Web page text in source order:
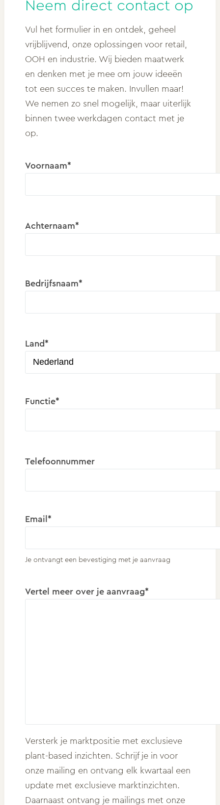
Neem direct contact op
Vul het formulier in en ontdek, geheel
vrijblijvend, onze oplossingen voor retail,
OOH en industrie. Wij bieden maatwerk
en denken met je mee om jouw ideeën
tot een succes te maken. Invullen maar!
We nemen zo snel mogelijk, maar uiterlijk
binnen twee werkdagen contact met je
op.
Voornaam*
Achternaam*
Bedrijfsnaam*
Land*
Functie*
Telefoonnummer
Email*
Je ontvangt een bevestiging met je aanvraag
Vertel meer over je aanvraag*
Versterk je marktpositie met exclusieve
plant-based inzichten. Schrijf je in voor
onze mailing en ontvang elk kwartaal een
update met exclusieve marktinzichten.
Daarnaast ontvang je mailings met onze